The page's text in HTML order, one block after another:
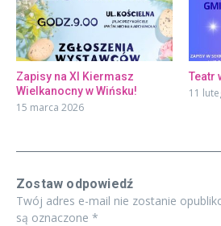
Zapisy na XI Kiermasz
Wielkanocny w Wińsku!
15 marca 2026
Teatr
11
Zostaw odpowiedź
Twój adres e-mail nie zostanie
są oznaczone *